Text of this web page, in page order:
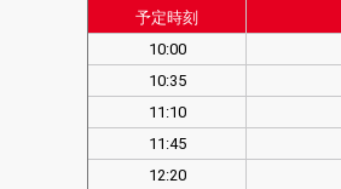
予定時刻
10:00
10:35
11:10
11:45
12:20